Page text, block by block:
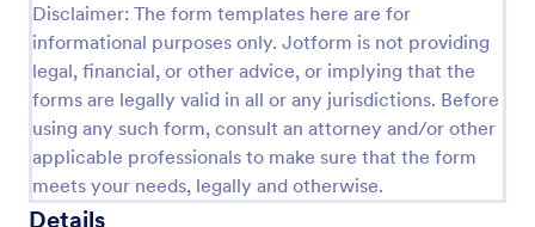
Disclaimer: The form templates here are for
informational purposes only. Jotform is not providing
legal, financial, or other advice, or implying that the
forms are legally valid in all or any jurisdictions. Before
using any such form, consult an attorney and/or other
applicable professionals to make sure that the form
meets your needs, legally and otherwise.
Details